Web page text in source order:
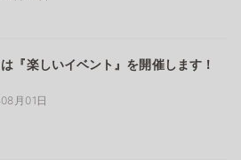
『楽しいイベント』を開催します！
月01日